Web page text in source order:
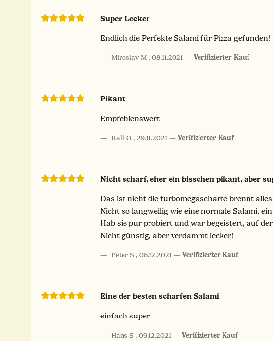
Super Lecker
Endlich die Perfekte Salami für Pizza
Miroslav M , 08.11.2021 Verifizierter Kauf
Pikant
Empfehlenswert
Ralf O , 29.11.2021 Verifizierter Kauf
Nicht scharf, eher ein bisschen pikant, aber
Das ist nicht die turbomegascharfe brennt
Nicht so langweilig wie eine normale Salami,
Hab sie pur probiert und war begeistert, auf der
Nicht günstig, aber verdammt lecker!
Peter S , 08.12.2021 Verifizierter Kauf
Eine der besten scharfen Salami
einfach super
Hans S , 09.12.2021 Verifizierter Kauf